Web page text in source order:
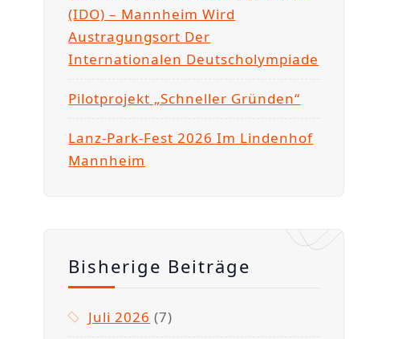
(IDO) – Mannheim Wird
Austragungsort Der
Internationalen Deutscholympiade
Pilotprojekt „Schneller Gründen“
Lanz-Park-Fest 2026 Im Lindenhof
Mannheim
Bisherige Beiträge
Juli 2026 (7)